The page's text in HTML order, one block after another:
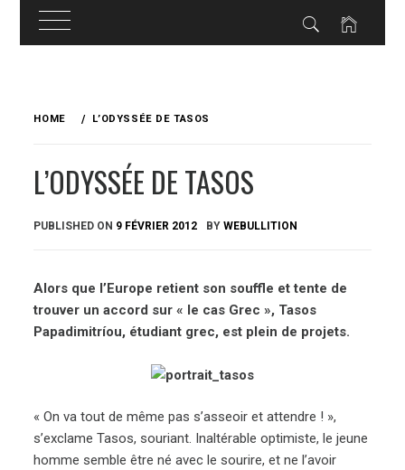
HOME L’ODYSSÉE DE TASOS
L’ODYSSÉE DE TASOS
PUBLISHED ON 9 FÉVRIER 2012 BYWEBULLITION
Alors que l’Europe retient son souffle et tente de
trouver un accord sur « le cas Grec », Tasos
Papadimitríou, étudiant grec, est plein de projets.
« On va tout de même pas s’asseoir et attendre ! »,
s’exclame Tasos, souriant. Inaltérable optimiste, le jeune
homme semble être né avec le sourire, et ne l’avoir